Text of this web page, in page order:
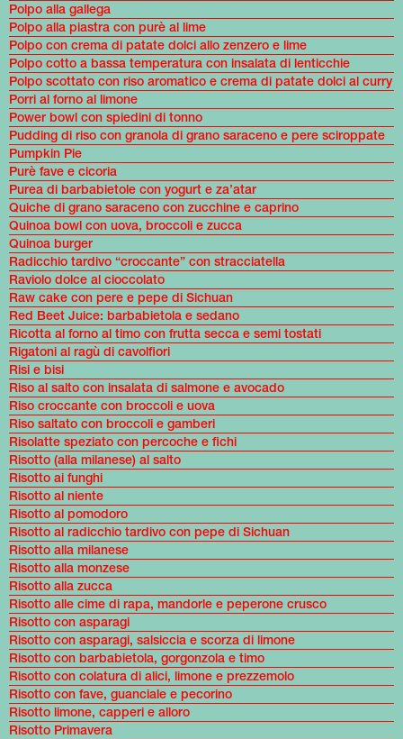
Polpo alla gallega
Polpo alla piastra con purè al lime
Polpo con crema di patate dolci allo zenzero e lime
Polpo cotto a bassa temperatura con insalata di lenticchie
Polpo scottato con riso aromatico e crema di patate dolci al curry
Porri al forno al limone
Power bowl con spiedini di tonno
Pudding di riso con granola di grano saraceno e pere sciroppate
Pumpkin Pie
Purè fave e cicoria
Purea di barbabietole con yogurt e za’atar
Quiche di grano saraceno con zucchine e caprino
Quinoa bowl con uova, broccoli e zucca
Quinoa burger
Radicchio tardivo “croccante” con stracciatella
Raviolo dolce al cioccolato
Raw cake con pere e pepe di Sichuan
Red Beet Juice: barbabietola e sedano
Ricotta al forno al timo con frutta secca e semi tostati
Rigatoni al ragù di cavolfiori
Risi e bisi
Riso al salto con insalata di salmone e avocado
Riso croccante con broccoli e uova
Riso saltato con broccoli e gamberi
Risolatte speziato con percoche e fichi
Risotto (alla milanese) al salto
Risotto ai funghi
Risotto al niente
Risotto al pomodoro
Risotto al radicchio tardivo con pepe di Sichuan
Risotto alla milanese
Risotto alla monzese
Risotto alla zucca
Risotto alle cime di rapa, mandorle e peperone crusco
Risotto con asparagi
Risotto con asparagi, salsiccia e scorza di limone
Risotto con barbabietola, gorgonzola e timo
Risotto con colatura di alici, limone e prezzemolo
Risotto con fave, guanciale e pecorino
Risotto limone, capperi e alloro
Risotto Primavera